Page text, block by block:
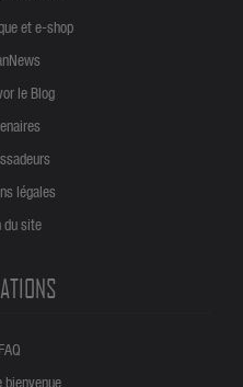
et e-shop
le Blog
légales
du site
FAQ
bienvenue